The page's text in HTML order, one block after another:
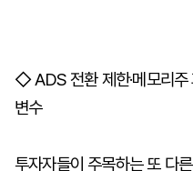
◇ ADS 전환 제한·메모리
변수
투자자들이 주목하는 또 다